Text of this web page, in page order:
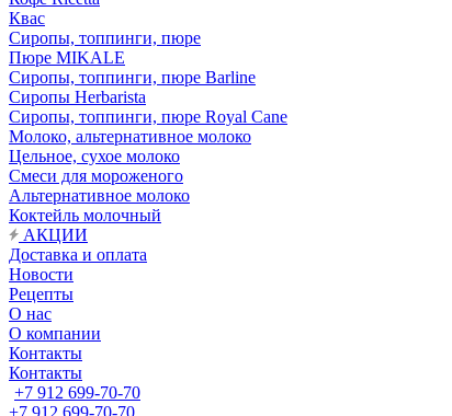
Квас
Сиропы, топпинги, пюре
Пюре MIKALE
Сиропы, топпинги, пюре Barline
Сиропы Herbarista
Сиропы, топпинги, пюре Royal Cane
Молоко, альтернативное молоко
Цельное, сухое молоко
Смеси для мороженого
Альтернативное молоко
Коктейль молочный
АКЦИИ
Доставка и оплата
Новости
Рецепты
О нас
О компании
Контакты
Контакты
+7 912 699-70-70
+7 912 699-70-70